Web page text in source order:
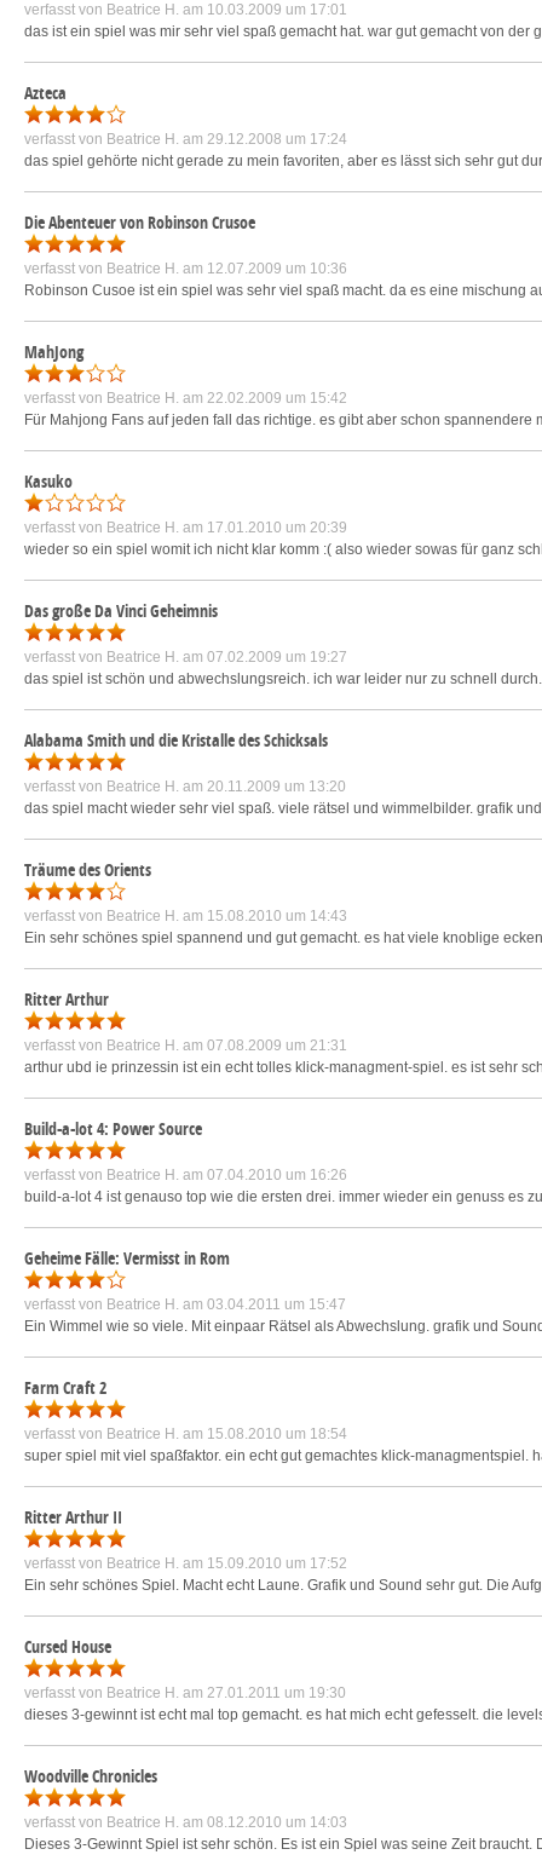
verfasst von Beatrice H. am 10.03.2009 um 17:01
das ist ein spiel was mir sehr viel spaß gemacht hat. war gut gemacht von
Azteca
verfasst von Beatrice H. am 29.12.2008 um 17:24
das spiel gehörte nicht gerade zu mein favoriten, aber es lässt sich sehr gut
Die Abenteuer von Robinson Crusoe
verfasst von Beatrice H. am 12.07.2009 um 10:36
Robinson Cusoe ist ein spiel was sehr viel spaß macht. da es eine mischung
MahJong
verfasst von Beatrice H. am 22.02.2009 um 15:42
Für Mahjong Fans auf jeden fall das richtige. es gibt aber schon
Kasuko
verfasst von Beatrice H. am 17.01.2010 um 20:39
wieder so ein spiel womit ich nicht klar komm :( also wieder sowas für ganz
Das große Da Vinci Geheimnis
verfasst von Beatrice H. am 07.02.2009 um 19:27
das spiel ist schön und abwechslungsreich. ich war leider nur zu schnell
Alabama Smith und die Kristalle des Schicksals
verfasst von Beatrice H. am 20.11.2009 um 13:20
das spiel macht wieder sehr viel spaß. viele rätsel und wimmelbilder. grafik
Träume des Orients
verfasst von Beatrice H. am 15.08.2010 um 14:43
Ein sehr schönes spiel spannend und gut gemacht. es hat viele knoblige
Ritter Arthur
verfasst von Beatrice H. am 07.08.2009 um 21:31
arthur ubd ie prinzessin ist ein echt tolles klick-managment-spiel. es ist sehr
Build-a-lot 4: Power Source
verfasst von Beatrice H. am 07.04.2010 um 16:26
build-a-lot 4 ist genauso top wie die ersten drei. immer wieder ein genuss es
Geheime Fälle: Vermisst in Rom
verfasst von Beatrice H. am 03.04.2011 um 15:47
Ein Wimmel wie so viele. Mit einpaar Rätsel als Abwechslung. grafik und
Farm Craft 2
verfasst von Beatrice H. am 15.08.2010 um 18:54
super spiel mit viel spaßfaktor. ein echt gut gemachtes klick-managmentspiel.
Ritter Arthur II
verfasst von Beatrice H. am 15.09.2010 um 17:52
Ein sehr schönes Spiel. Macht echt Laune. Grafik und Sound sehr gut. Die
Cursed House
verfasst von Beatrice H. am 27.01.2011 um 19:30
dieses 3-gewinnt ist echt mal top gemacht. es hat mich echt gefesselt. die
Woodville Chronicles
verfasst von Beatrice H. am 08.12.2010 um 14:03
Dieses 3-Gewinnt Spiel ist sehr schön. Es ist ein Spiel was seine Zeit